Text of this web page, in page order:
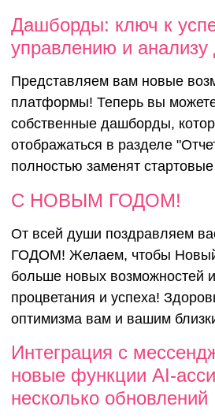
Дашборды: ключ к
управлению и анализу
Представляем вам новые
платформы! Теперь вы
собственные дашборды,
отображаться в разделе
полностью заменят
С НОВЫМ ГОДОМ!
От всей души поздравляем
ГОДОМ! Желаем, чтобы
больше новых возможностей
процветания и успеха!
оптимизма вам и вашим
Интеграция с
новые функции AI-
несколько обновлений